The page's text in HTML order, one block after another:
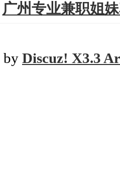
广州专业兼职姐
by Discuz! X3.3